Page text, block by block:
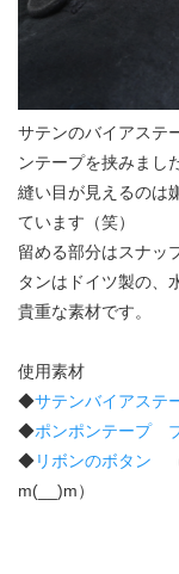
サテンのバイアステ
ンテープを挟みまし
縫い目が見えるのは
ています（笑）
留める部分はスナッ
タンはドイツ製の、
貴重な素材です。
使用素材
◆サテンバイアス
◆ポンポンテープ
◆リボンのボタン
m(__)m）